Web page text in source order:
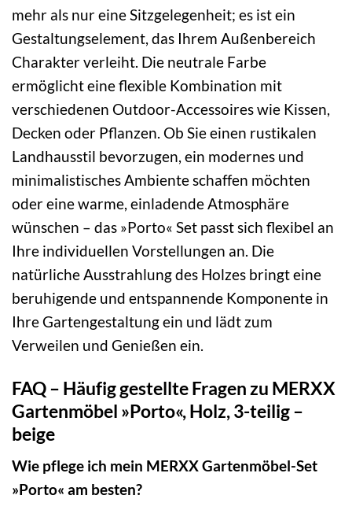
mehr als nur eine Sitzgelegenheit; es ist ein
Gestaltungselement, das Ihrem Außenbereich
Charakter verleiht. Die neutrale Farbe
ermöglicht eine flexible Kombination mit
verschiedenen Outdoor-Accessoires wie Kissen,
Decken oder Pflanzen. Ob Sie einen rustikalen
Landhausstil bevorzugen, ein modernes und
minimalistisches Ambiente schaffen möchten
oder eine warme, einladende Atmosphäre
wünschen – das »Porto« Set passt sich flexibel an
Ihre individuellen Vorstellungen an. Die
natürliche Ausstrahlung des Holzes bringt eine
beruhigende und entspannende Komponente in
Ihre Gartengestaltung ein und lädt zum
Verweilen und Genießen ein.
FAQ – Häufig gestellte Fragen zu MERXX
Gartenmöbel »Porto«, Holz, 3-teilig –
beige
Wie pflege ich mein MERXX Gartenmöbel-Set
»Porto« am besten?